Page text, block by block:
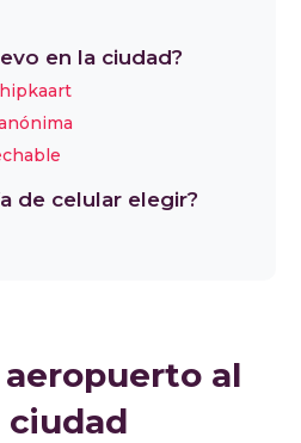
en la ciudad?
de celular elegir?
aeropuerto al
ciudad